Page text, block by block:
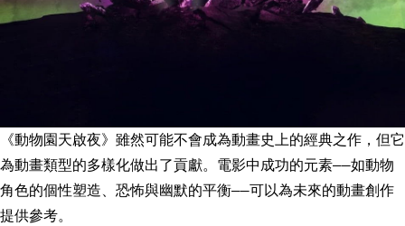
《動物園天啟夜》雖然可能不會成為動畫史上的經典之作，但它
為動畫類型的多樣化做出了貢獻。電影中成功的元素——如動物
角色的個性塑造、恐怖與幽默的平衡——可以為未來的動畫創作
提供參考。